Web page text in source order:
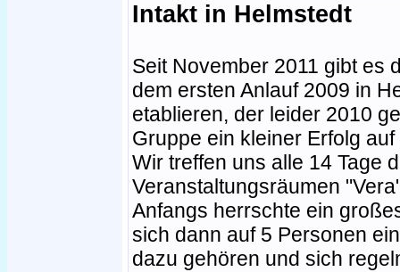
Intakt in Helmstedt
Seit November 2011 gibt es
dem ersten Anlauf 2009 in
etablieren, der leider 2010
Gruppe ein kleiner Erfolg
Wir treffen uns alle 14 Tage
Veranstaltungsräumen
Anfangs herrschte ein
sich dann auf 5 Personen
dazu gehören und sich